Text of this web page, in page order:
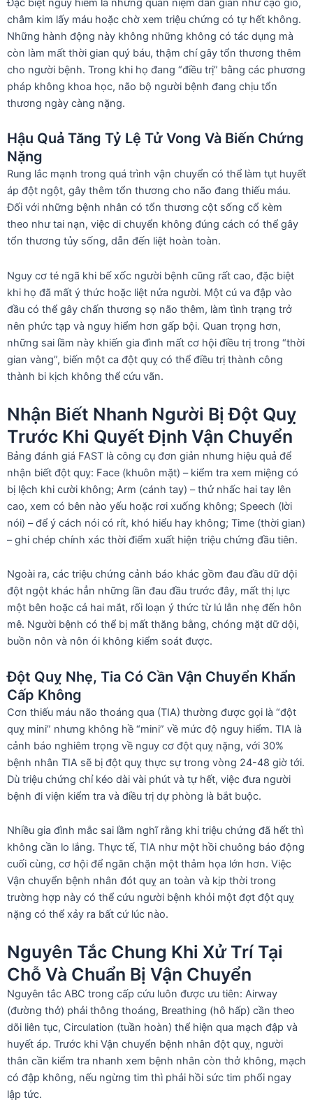
Đặc biệt nguy hiểm là những quan niệm dân gian như cạo gió,
châm kim lấy máu hoặc chờ xem triệu chứng có tự hết không.
Những hành động này không những không có tác dụng mà
còn làm mất thời gian quý báu, thậm chí gây tổn thương thêm
cho người bệnh. Trong khi họ đang “điều trị” bằng các phương
pháp không khoa học, não bộ người bệnh đang chịu tổn
thương ngày càng nặng.
Hậu Quả Tăng Tỷ Lệ Tử Vong Và Biến Chứng
Nặng
Rung lắc mạnh trong quá trình vận chuyển có thể làm tụt huyết
áp đột ngột, gây thêm tổn thương cho não đang thiếu máu.
Đối với những bệnh nhân có tổn thương cột sống cổ kèm
theo như tai nạn, việc di chuyển không đúng cách có thể gây
tổn thương tủy sống, dẫn đến liệt hoàn toàn.
Nguy cơ té ngã khi bế xốc người bệnh cũng rất cao, đặc biệt
khi họ đã mất ý thức hoặc liệt nửa người. Một cú va đập vào
đầu có thể gây chấn thương sọ não thêm, làm tình trạng trở
nên phức tạp và nguy hiểm hơn gấp bội. Quan trọng hơn,
những sai lầm này khiến gia đình mất cơ hội điều trị trong “thời
gian vàng”, biến một ca đột quỵ có thể điều trị thành công
thành bi kịch không thể cứu vãn.
Nhận Biết Nhanh Người Bị Đột Quỵ
Trước Khi Quyết Định Vận Chuyển
Bảng đánh giá FAST là công cụ đơn giản nhưng hiệu quả để
nhận biết đột quỵ: Face (khuôn mặt) – kiểm tra xem miệng có
bị lệch khi cười không; Arm (cánh tay) – thử nhấc hai tay lên
cao, xem có bên nào yếu hoặc rơi xuống không; Speech (lời
nói) – để ý cách nói có rít, khó hiểu hay không; Time (thời gian)
– ghi chép chính xác thời điểm xuất hiện triệu chứng đầu tiên.
Ngoài ra, các triệu chứng cảnh báo khác gồm đau đầu dữ dội
đột ngột khác hẳn những lần đau đầu trước đây, mất thị lực
một bên hoặc cả hai mắt, rối loạn ý thức từ lú lẫn nhẹ đến hôn
mê. Người bệnh có thể bị mất thăng bằng, chóng mặt dữ dội,
buồn nôn và nôn ói không kiểm soát được.
Đột Quỵ Nhẹ, Tia Có Cần Vận Chuyển Khẩn
Cấp Không
Cơn thiếu máu não thoáng qua (TIA) thường được gọi là “đột
quỵ mini” nhưng không hề “mini” về mức độ nguy hiểm. TIA là
cảnh báo nghiêm trọng về nguy cơ đột quỵ nặng, với 30%
bệnh nhân TIA sẽ bị đột quỵ thực sự trong vòng 24-48 giờ tới.
Dù triệu chứng chỉ kéo dài vài phút và tự hết, việc đưa người
bệnh đi viện kiểm tra và điều trị dự phòng là bắt buộc.
Nhiều gia đình mắc sai lầm nghĩ rằng khi triệu chứng đã hết thì
không cần lo lắng. Thực tế, TIA như một hồi chuông báo động
cuối cùng, cơ hội để ngăn chặn một thảm họa lớn hơn. Việc
Vận chuyển bệnh nhân đót quỵ an toàn và kịp thời trong
trường hợp này có thể cứu người bệnh khỏi một đợt đột quỵ
nặng có thể xảy ra bất cứ lúc nào.
Nguyên Tắc Chung Khi Xử Trí Tại
Chỗ Và Chuẩn Bị Vận Chuyển
Nguyên tắc ABC trong cấp cứu luôn được ưu tiên: Airway
(đường thở) phải thông thoáng, Breathing (hô hấp) cần theo
dõi liên tục, Circulation (tuần hoàn) thể hiện qua mạch đập và
huyết áp. Trước khi Vận chuyển bệnh nhân đột quỵ, người
thân cần kiểm tra nhanh xem bệnh nhân còn thở không, mạch
có đập không, nếu ngừng tim thì phải hồi sức tim phổi ngay
lập tức.